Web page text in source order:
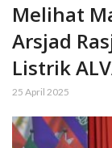
Melihat
Arsjad
Listrik
25 April 2025